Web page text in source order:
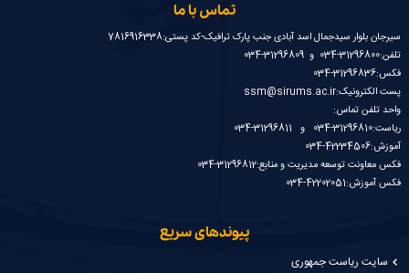
تماس با ما
سیرجان بلوار سیدجمال اسد آبادی جنب پارک ترافیک-کد پستی:7816916338
تلفن:31296800-034 و 31296809-034
فکس:31296836-034
پست الکترونیک:ssm@sirums.ac.ir
واحد تلفن تماس:
ریاست:31296810-034 و 31296811-034
آموزش:42234506-034
فکس معاونت توسعه مدیریت و منابع:31296812-034
فکس آموزش:42202051-034
پیوندهای سریع
سایت ریاست جمهوری